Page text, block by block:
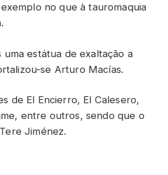
no que à tauromaquia
uma estátua de exaltação a
se Arturo Macías.
de El Encierro, El Calesero,
entre outros, sendo que o
Jiménez.